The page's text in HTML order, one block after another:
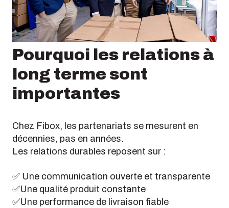
Pourquoi les relations à
long terme sont
importantes
Chez Fibox, les partenariats se mesurent en
décennies, pas en années.
Les relations durables reposent sur :
✅ Une communication ouverte et transparente
✅Une qualité produit constante
✅Une performance de livraison fiable